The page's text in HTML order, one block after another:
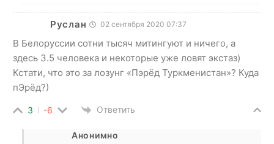
Руслан 02 сентября 2020 07:37
В Белоруссии сотни тысяч митингуют и ничего, а
здесь 3.5 человека и некоторые уже ловят экстаз)
Кстати, что это за лозунг «Пэрёд Туркменистан»? Куда
пЭрёд?)
3 -6 Ответить
Анонимно